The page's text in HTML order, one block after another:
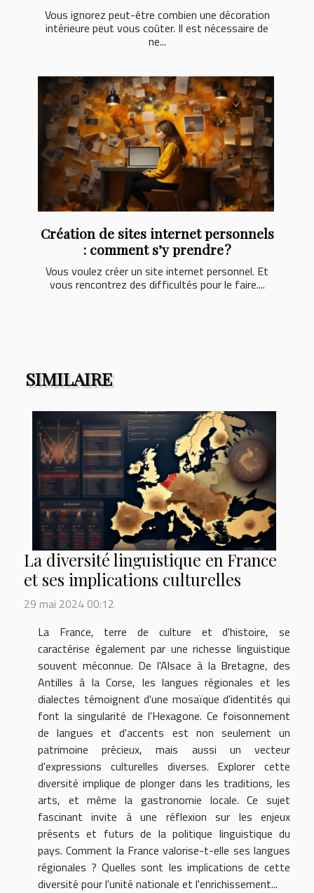
Vous ignorez peut-être combien une décoration
intérieure peut vous coûter. Il est nécessaire de
ne...
Création de sites internet personnels
: comment s’y prendre ?
Vous voulez créer un site internet personnel. Et
vous rencontrez des difficultés pour le faire....
SIMILAIRE
La diversité linguistique en France
et ses implications culturelles
29 mai 2024 00:12
La France, terre de culture et d'histoire, se
caractérise également par une richesse linguistique
souvent méconnue. De l'Alsace à la Bretagne, des
Antilles à la Corse, les langues régionales et les
dialectes témoignent d'une mosaïque d'identités qui
font la singularité de l'Hexagone. Ce foisonnement
de langues et d'accents est non seulement un
patrimoine précieux, mais aussi un vecteur
d'expressions culturelles diverses. Explorer cette
diversité implique de plonger dans les traditions, les
arts, et même la gastronomie locale. Ce sujet
fascinant invite à une réflexion sur les enjeux
présents et futurs de la politique linguistique du
pays. Comment la France valorise-t-elle ses langues
régionales ? Quelles sont les implications de cette
diversité pour l'unité nationale et l'enrichissement...